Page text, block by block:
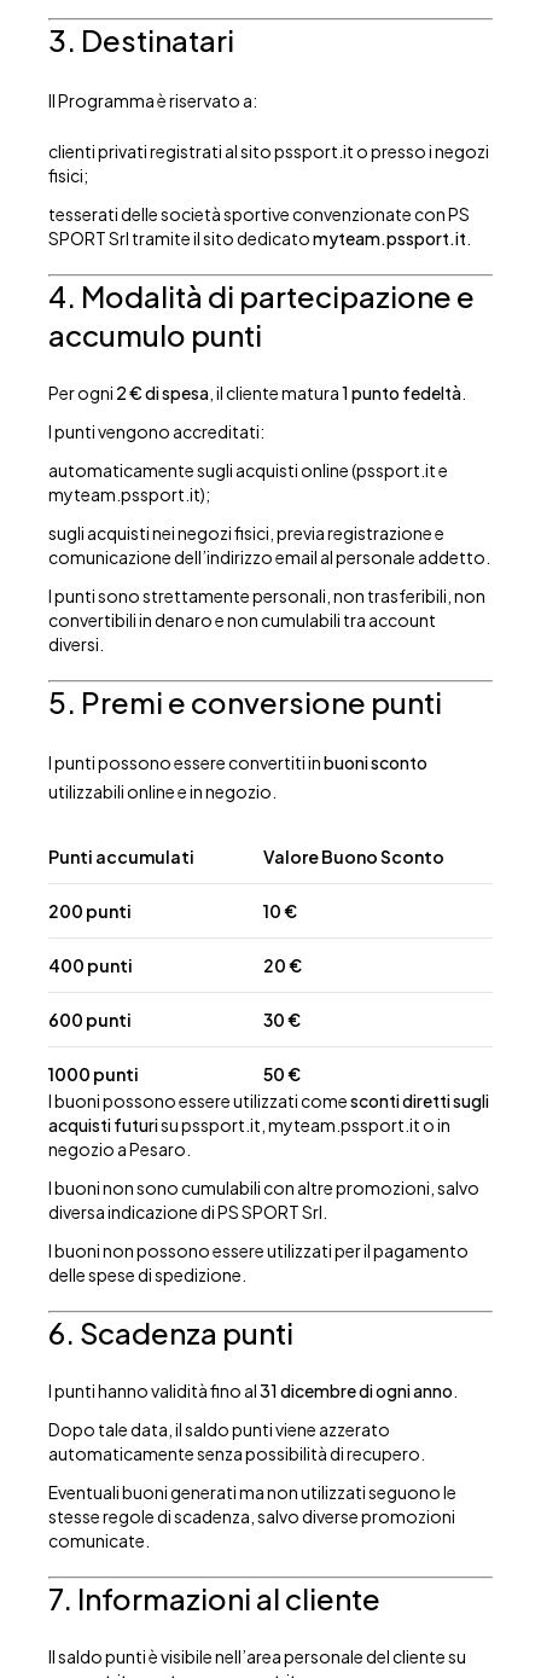
3. Destinatari
Il Programma è riservato a:
clienti privati registrati al sito pssport.it o presso i negozi
fisici;
tesserati delle società sportive convenzionate con PS
SPORT Srl tramite il sito dedicatomyteam.pssport.it
4. Modalità di partecipazione e
accumulo punti
Per ogni 2 € di spesa , il cliente matura1 punto fedeltà
I punti vengono accreditati:
automaticamente sugli acquisti online (pssport.it e
myteam.pssport.it);
sugli acquisti nei negozi fisici, previa registrazione e
comunicazione dell’indirizzo email al personale addetto.
I punti sono strettamente personali, non trasferibili, non
convertibili in denaro e non cumulabili tra account
diversi.
5. Premi e conversione punti
I punti possono essere convertiti inbuoni sconto
utilizzabili online e in negozio.
Punti accumulati Valore Buono Sconto
200 punti 10 €
400 punti 20 €
600 punti 30 €
1000 punti
50 €
I buoni possono essere utilizzati comesconti diretti sugli
acquisti futurisu pssport.it, myteam.pssport.it o in
negozio a Pesaro.
I buoni non sono cumulabili con altre promozioni, salvo
diversa indicazione di PS SPORT Srl.
I buoni non possono essere utilizzati per il pagamento
delle spese di spedizione.
6. Scadenza punti
I punti hanno validità fino al31 dicembre di ogni anno
Dopo tale data, il saldo punti viene azzerato
automaticamente senza possibilità di recupero.
Eventuali buoni generati ma non utilizzati seguono le
stesse regole di scadenza, salvo diverse promozioni
comunicate.
7. Informazioni al cliente
Il saldo punti è visibile nell’area personale del cliente su